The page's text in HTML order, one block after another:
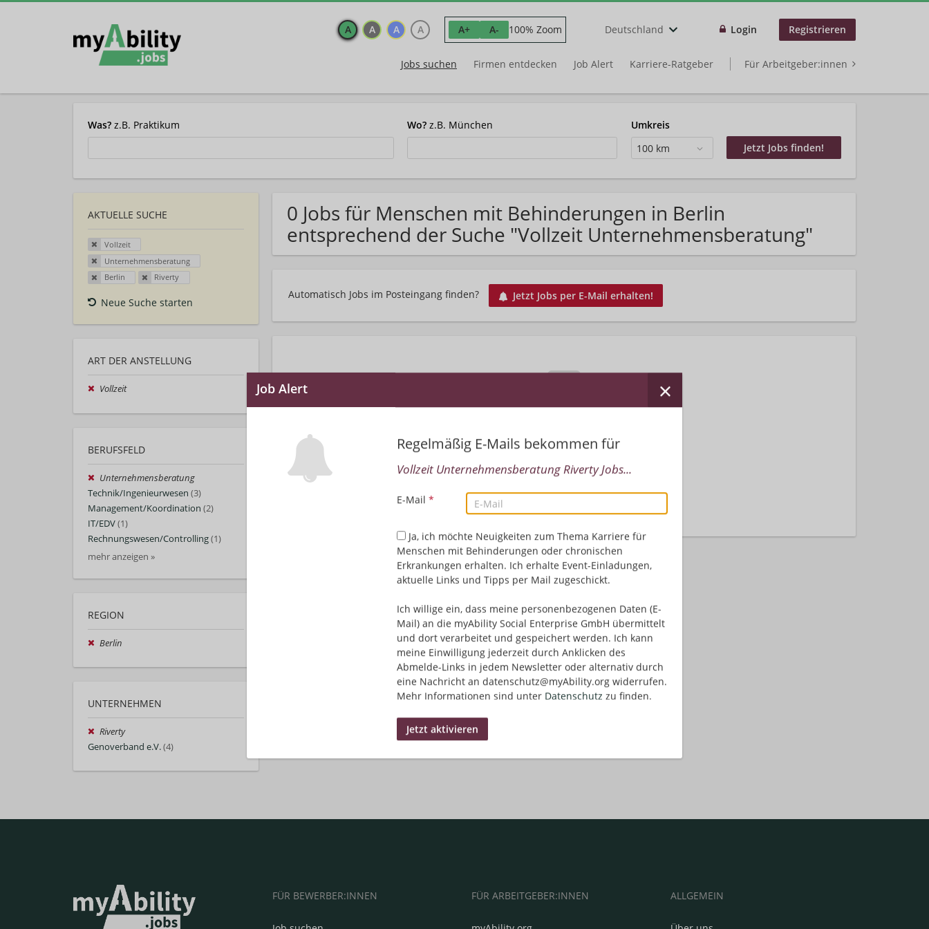
A A A A A+ A- 100% Zoom Deutschland Login Registrieren
Jobs suchen Firmen entdecken Job Alert Karriere-Ratgeber Für Arbeitgeber:innen
Was? z.B. Praktikum Wo? z.B. München
Umkreis
100 km
AKTUELLE SUCHE
Vollzeit
Unternehmensberatung
Berlin
Riverty
Neue Suche starten
ART DER ANSTELLUNG
Vollzeit
BERUFSFELD
Unternehmensberatung
Technik/Ingenieurwesen (3)
Management/Koordination (2)
IT/EDV(1)
Rechnungswesen/Controlling(1)
mehr anzeigen »
REGION
Berlin
UNTERNEHMEN
Riverty
Genoverband e.V.(4)
0 Jobs für Menschen mit Behinderungen in Berlin
entsprechend der Suche "Vollzeit Unternehmensberatung"
Automatisch Jobs im Posteingang finden? Jetzt Jobs per E-Mail erhalten!
Regelmäßig E-Mails bekommen für
Vollzeit Unternehmensberatung Riverty Jobs...
E-Mail *
Ja, ich möchte Neuigkeiten zum Thema Karriere für
Menschen mit Behinderungen oder chronischen
Erkrankungen erhalten. Ich erhalte Event-Einladungen,
aktuelle Links und Tipps per Mail zugeschickt.
Ich willige ein, dass meine personenbezogenen Daten (E-
Mail) an die myAbility Social Enterprise GmbH übermittelt
und dort verarbeitet und gespeichert werden. Ich kann
meine Einwilligung jederzeit durch Anklicken des
Abmelde-Links in jedem Newsletter oder alternativ durch
eine Nachricht an datenschutz@myAbility.org widerrufen.
Mehr Informationen sind unter Datenschutz zu finden.
Leider keine Jobs gefunden.
Neue Suche starten
FÜR BEWERBER:INNEN FÜR ARBEITGEBER:INNEN ALLGEMEIN